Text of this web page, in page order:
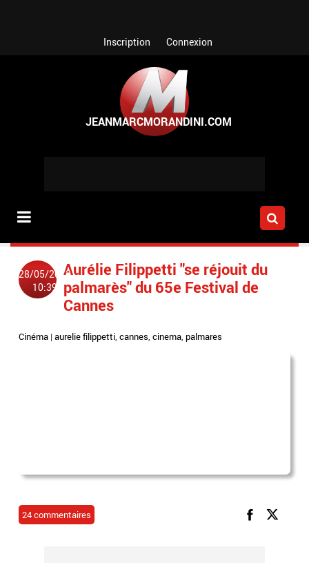
Inscription Connexion
28/05/2012
10:39
Aurélie Filippetti "se réjouit du
palmarès" du 65e Festival de
Cannes
Cinéma |aurelie filippetti,cannes,cinema,palmares
24 commentaires